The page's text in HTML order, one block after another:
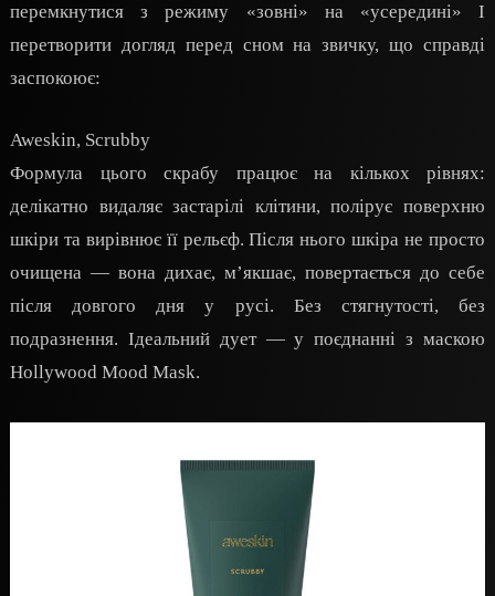
перемкнутися з режиму «зовні» на «усередині» І
перетворити догляд перед сном на звичку, що справді
заспокоює:
Aweskin, Scrubby
Формула цього скрабу працює на кількох рівнях:
делікатно видаляє застарілі клітини, полірує поверхню
шкіри та вирівнює її рельєф. Після нього шкіра не просто
очищена — вона дихає, м’якшає, повертається до себе
після довгого дня у русі. Без стягнутості, без
подразнення. Ідеальний дует — у поєднанні з маскою
Hollywood Mood Mask.